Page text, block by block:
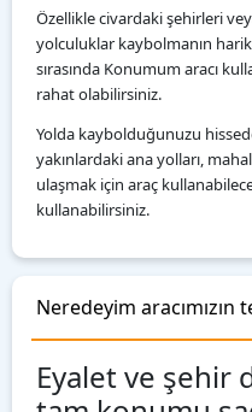
Özellikle civardaki şehirleri
yolculuklar kaybolmanın
sırasında Konumum aracı
rahat olabilirsiniz.
Yolda kaybolduğunuzu
yakınlardaki ana yolları,
ulaşmak için araç
kullanabilirsiniz.
Neredeyim
Eyalet ve şehir